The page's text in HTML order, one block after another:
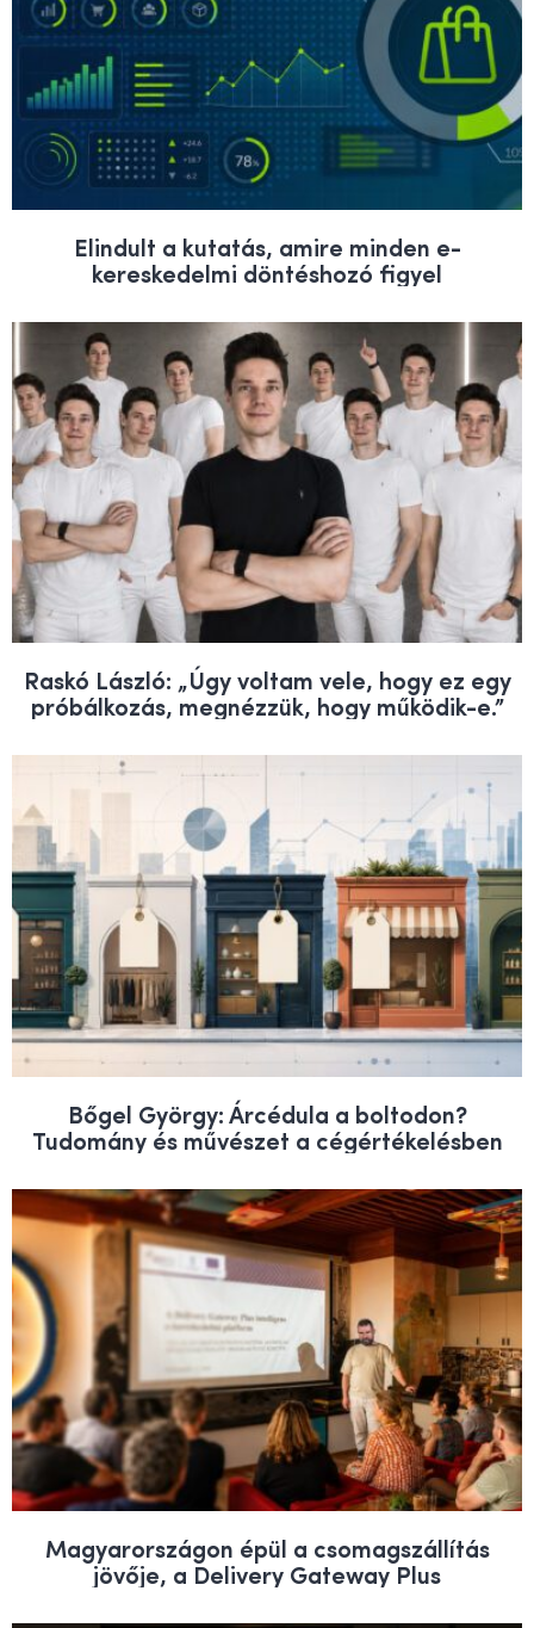
Elindult a kutatás, amire minden e-
kereskedelmi döntéshozó figyel
Raskó László: „Úgy voltam vele, hogy ez egy
próbálkozás, megnézzük, hogy működik-e.”
Bőgel György: Árcédula a boltodon?
Tudomány és művészet a cégértékelésben
Magyarországon épül a csomagszállítás
jövője, a Delivery Gateway Plus